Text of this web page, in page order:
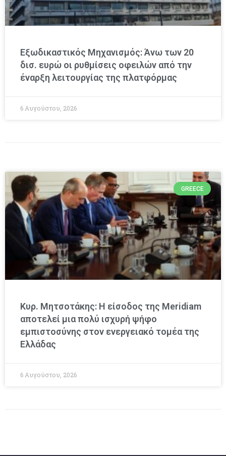
Εξωδικαστικός Μηχανισμός: Άνω των 20
δισ. ευρώ οι ρυθμίσεις οφειλών από την
έναρξη λειτουργίας της πλατφόρμας
6 Αυγούστου, 2026
GREECE
Κυρ. Μητσοτάκης: Η είσοδος της Meridiam
αποτελεί μια πολύ ισχυρή ψήφο
εμπιστοσύνης στον ενεργειακό τομέα της
Ελλάδας
6 Αυγούστου, 2026